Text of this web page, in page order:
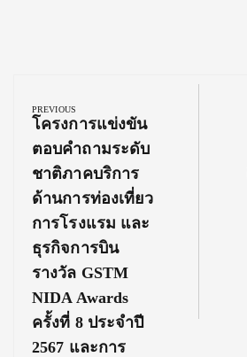
navigation
PREVIOUS
Previous
Post:
โครงการแข่งขัน
ตอบคำถามระดับ
ชาติภาคบริการ
ด้านการท่องเที่ยว
การโรงแรม และ
ธุรกิจการบิน
รางวัล GSTM
NIDA Awards
ครั้งที่ 8 ประจำปี
2567 และการ